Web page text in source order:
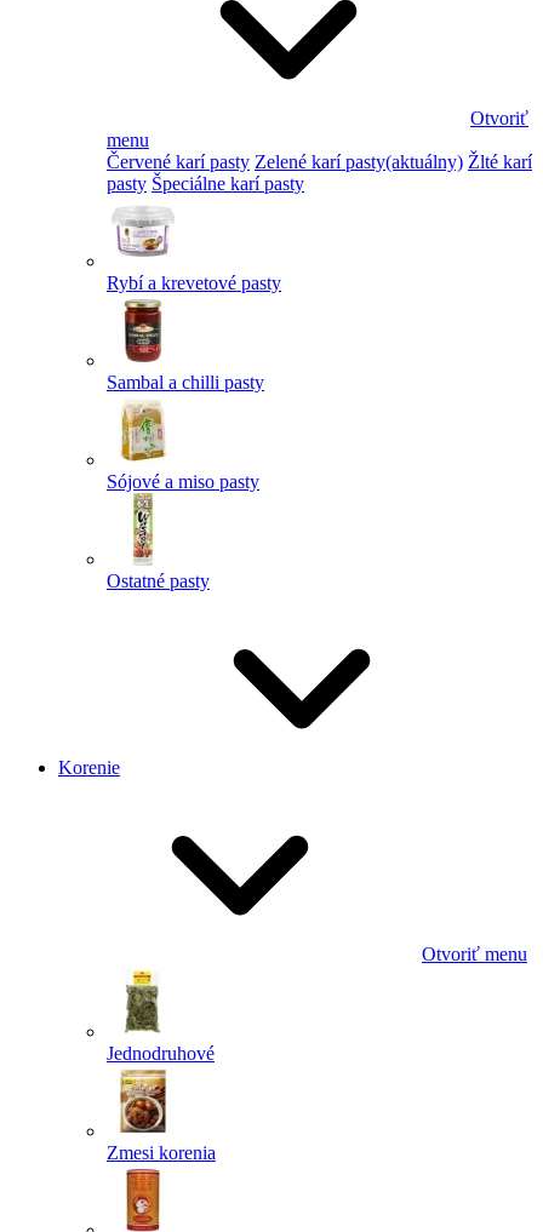
Otvoriť
menu
Červené karí pasty Zelené karí pasty(aktuálny) Žlté karí
pasty Špeciálne karí pasty
Rybí a krevetové pasty
Sambal a chilli pasty
Sójové a miso pasty
Ostatné pasty
Korenie
Otvoriť menu
Jednodruhové
Zmesi korenia